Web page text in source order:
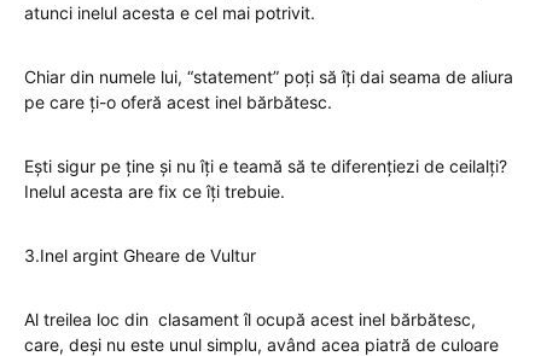
atunci inelul acesta e cel mai potrivit.
Chiar din numele lui, “statement” poți să îți dai seama de aliura
pe care ți-o oferă acest inel bărbătesc.
Ești sigur pe ține și nu îți e teamă să te diferențiezi de ceilalți?
Inelul acesta are fix ce îți trebuie.
3.Inel argint Gheare de Vultur
Al treilea loc din clasament îl ocupă acest inel bărbătesc,
care, deși nu este unul simplu, având acea piatră de culoare